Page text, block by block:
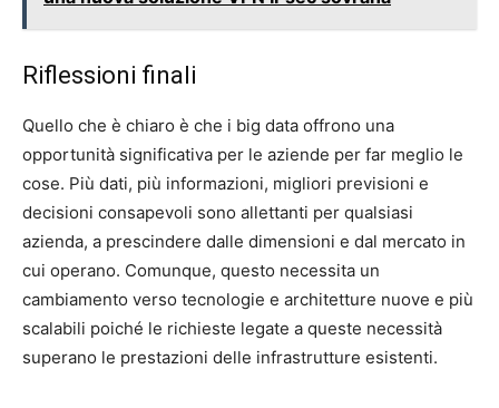
Riflessioni finali
Quello che è chiaro è che i big data offrono una
opportunità significativa per le aziende per far meglio le
cose. Più dati, più informazioni, migliori previsioni e
decisioni consapevoli sono allettanti per qualsiasi
azienda, a prescindere dalle dimensioni e dal mercato in
cui operano. Comunque, questo necessita un
cambiamento verso tecnologie e architetture nuove e più
scalabili poiché le richieste legate a queste necessità
superano le prestazioni delle infrastrutture esistenti.